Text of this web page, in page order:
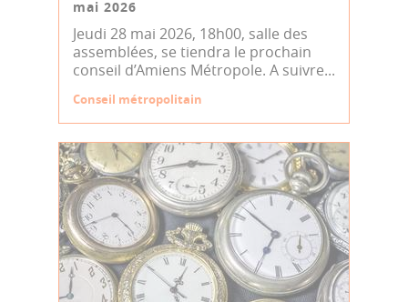
mai 2026
Jeudi 28 mai 2026, 18h00, salle des
assemblées, se tiendra le prochain
conseil d’Amiens Métropole. A suivre...
Conseil métropolitain